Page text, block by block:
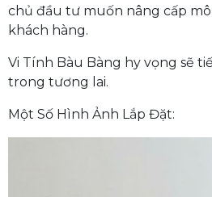
chủ đầu tư muốn nâng cấp
khách hàng.
Vi Tính Bàu Bàng hy vọng sẽ
trong tương lai.
Một Số Hình Ảnh Lắp Đặt: